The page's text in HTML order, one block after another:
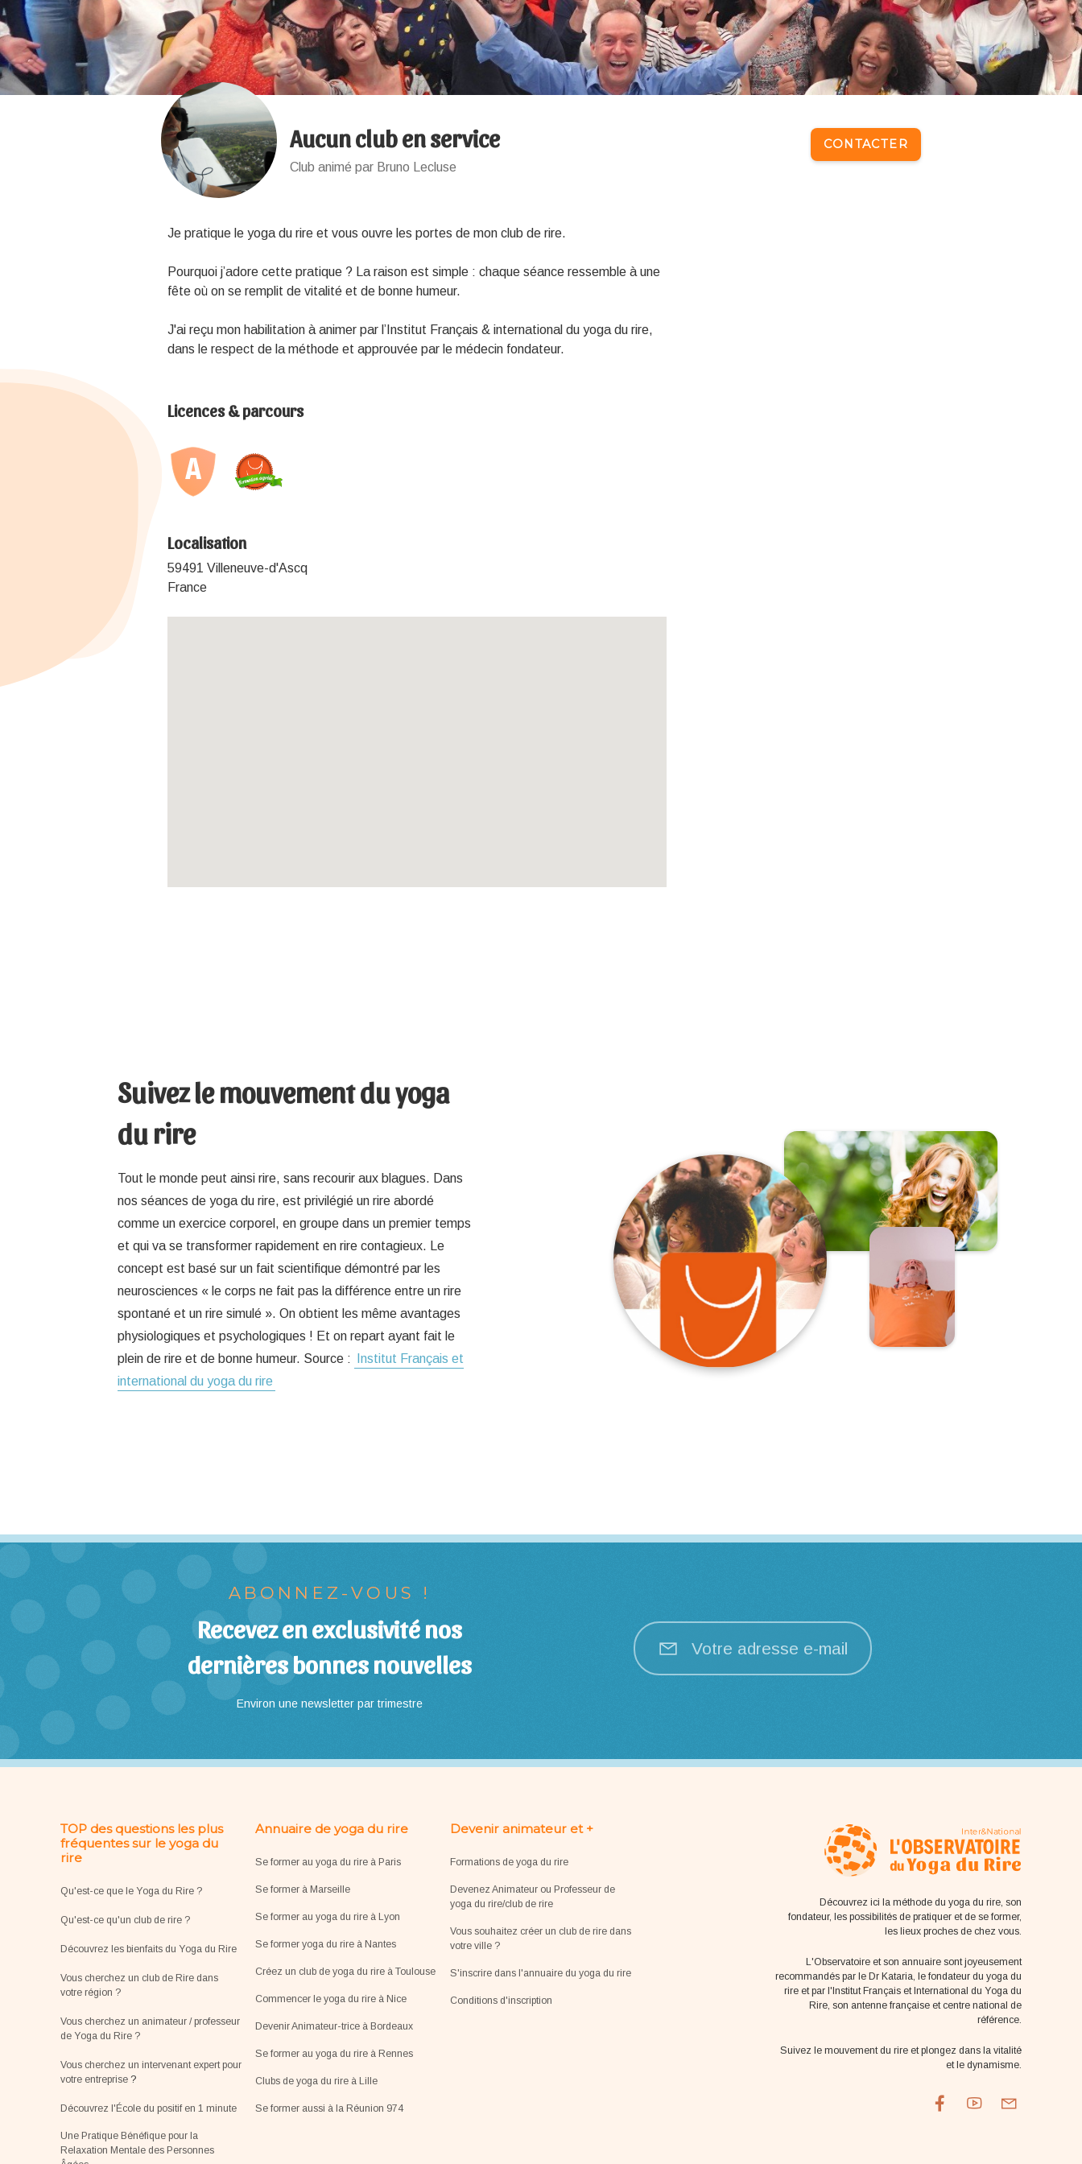
Aucun club en service
Club animé par Bruno Lecluse
CONTACTER
Je pratique le yoga du rire et vous ouvre les portes de mon club de rire.
Pourquoi j’adore cette pratique ? La raison est simple : chaque séance ressemble à une
fête où on se remplit de vitalité et de bonne humeur.
J'ai reçu mon habilitation à animer par l’Institut Français & international du yoga du rire,
dans le respect de la méthode et approuvée par le médecin fondateur.
Licences & parcours
Localisation
59491 Villeneuve-d'Ascq
France
Suivez le mouvement du yoga
du rire
Tout le monde peut ainsi rire, sans recourir aux blagues. Dans
nos séances de yoga du rire, est privilégié un rire abordé
comme un exercice corporel, en groupe dans un premier temps
et qui va se transformer rapidement en rire contagieux. Le
concept est basé sur un fait scientifique démontré par les
neurosciences « le corps ne fait pas la différence entre un rire
spontané et un rire simulé ». On obtient les même avantages
physiologiques et psychologiques ! Et on repart ayant fait le
plein de rire et de bonne humeur. Source :
Institut Français et
international du yoga du rire
ABONNEZ-VOUS !
Recevez en exclusivité nos
dernières bonnes nouvelles
Environ une newsletter par trimestre
Votre adresse e-mail
TOP des questions les plus
fréquentes sur le yoga du
rire
Qu'est-ce que le Yoga du Rire ?
Qu'est-ce qu'un club de rire ?
Découvrez les bienfaits du Yoga du Rire
Vous cherchez un club de Rire dans
votre région ?
Vous cherchez un animateur / professeur
de Yoga du Rire ?
Vous cherchez un intervenant expert pour
votre entreprise?
Découvrez l'École du positif en 1 minute
Une Pratique Bénéfique pour la
Relaxation Mentale des Personnes
Annuaire de yoga du rire
Se former au yoga du rire à Paris
Se former à Marseille
Se former au yoga du rire à Lyon
Se former yoga du rire à Nantes
Créez un club de yoga du rire à Toulouse
Commencer le yoga du rire à Nice
Devenir Animateur-trice à Bordeaux
Se former au yoga du rire à Rennes
Clubs de yoga du rire à Lille
Se former aussi à la Réunion 974
Devenir animateur et +
Formations de yoga du rire
Devenez Animateur ou Professeur de
yoga du rire/club de rire
Vous souhaitez créer un club de rire dans
votre ville ?
S'inscrire dans l'annuaire du yoga du rire
Conditions d'inscription
Découvrez ici la méthode du yoga du rire, son
fondateur, les possibilités de pratiquer et de se former,
les lieux proches de chez vous.
L'Observatoire et son annuaire sont joyeusement
recommandés par le Dr Kataria, le fondateur du yoga du
rire et par l'Institut Français et International du Yoga du
Rire, son antenne française et centre national de
référence.
Suivez le mouvement du rire et plongez dans la vitalité
et le dynamisme.